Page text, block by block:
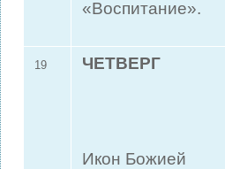
«Воспитание».
19 ЧЕТВЕРГ
Икон Божией